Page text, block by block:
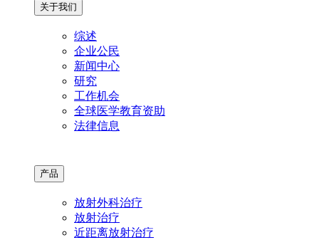
关于我们
综述
企业公民
新闻中心
研究
工作机会
全球医学教育资助
法律信息
产品
放射外科治疗
放射治疗
近距离放射治疗